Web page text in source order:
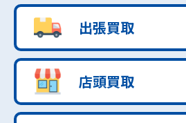
出張買取
店頭買取